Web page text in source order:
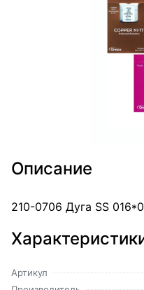
Описание
210-0706 Дуга SS
Артикул